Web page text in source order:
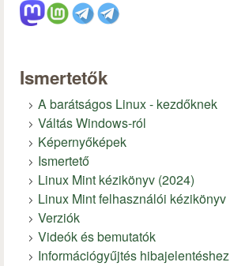
Ismertetők
A barátságos Linux - kezdőknek
Váltás Windows-ról
Képernyőképek
Ismertető
Linux Mint kézikönyv (2024)
Linux Mint felhasználói kézikönyv
Verziók
Videók és bemutatók
Információgyűjtés hibajelentéshez